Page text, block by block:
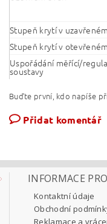
Stupeň krytí v
Stupeň krytí v
Uspořádání měřící/
soustavy
Buďte první, kdo napíše
Přidat komentář
INFORMACE
Kontaktní údaje
Obchodní
Reklamace a